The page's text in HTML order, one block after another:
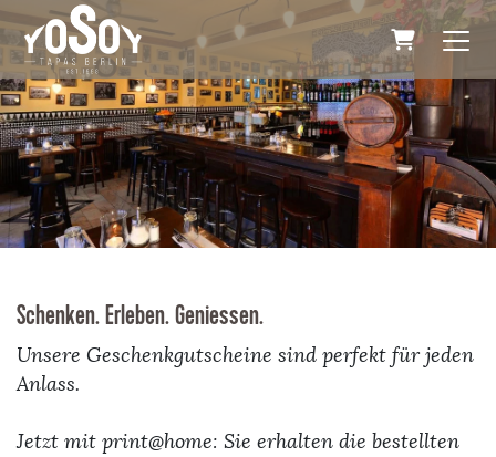
WARENKORB
Schenken. Erleben. Geniessen.
Unsere Geschenkgutscheine sind perfekt für jeden
Anlass.
Jetzt mit print@home: Sie erhalten die bestellten